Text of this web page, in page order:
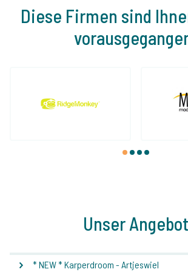
Diese Firmen sind
1 2 3 4
Unser Angebot
* NEW * Karperdroom - Artjeswiel